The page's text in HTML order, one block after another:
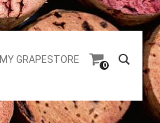
MY GRAPESTORE
0